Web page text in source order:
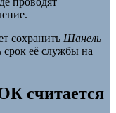
сохранить Шанель
её службы на
считается